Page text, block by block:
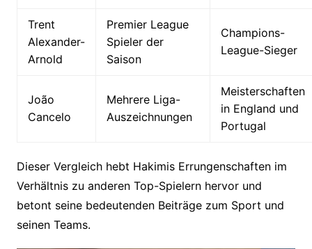
Trent
Alexander-
Arnold
Premier League
Spieler der
Saison
Champions-
League-Sieger
João
Cancelo
Mehrere Liga-
Auszeichnungen
Meisterschaften
in England und
Portugal
Dieser Vergleich hebt Hakimis Errungenschaften im
Verhältnis zu anderen Top-Spielern hervor und
betont seine bedeutenden Beiträge zum Sport und
seinen Teams.